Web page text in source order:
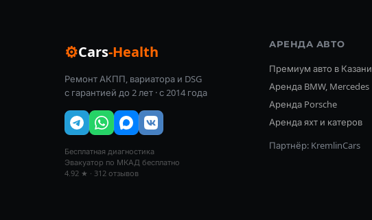
⚙Cars-Health
Ремонт АКПП, вариатора и DSG
с гарантией до 2 лет · с 2014 года
Бесплатная диагностика
Эвакуатор по МКАД бесплатно
4.92 ★ · 312 отзывов
АРЕНДА АВТО
Премиум авто в Казани
Аренда BMW, Mercedes
Аренда Porsche
Аренда яхт и катеров
Партнёр: KremlinCars